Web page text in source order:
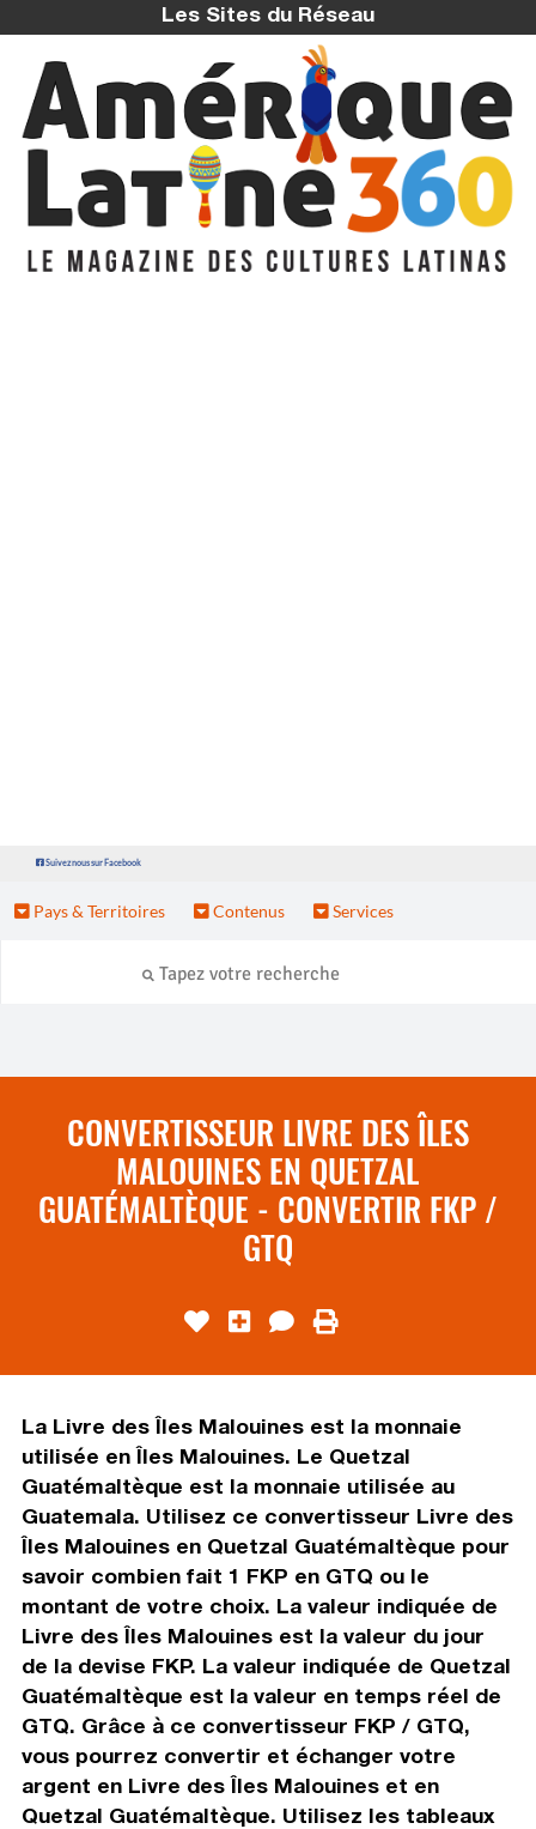
Les Sites du Réseau
Suivez nous sur Facebook
Pays & Territoires Contenus Services
CONVERTISSEUR LIVRE DES ÎLES
MALOUINES EN QUETZAL
GUATÉMALTÈQUE - CONVERTIR FKP /
GTQ
La Livre des Îles Malouines est la monnaie
utilisée en Îles Malouines. Le Quetzal
Guatémaltèque est la monnaie utilisée au
Guatemala. Utilisez ce convertisseur Livre des
Îles Malouines en Quetzal Guatémaltèque pour
savoir combien fait 1 FKP en GTQ ou le
montant de votre choix. La valeur indiquée de
Livre des Îles Malouines est la valeur du jour
de la devise FKP. La valeur indiquée de Quetzal
Guatémaltèque est la valeur en temps réel de
GTQ. Grâce à ce convertisseur FKP / GTQ,
vous pourrez convertir et échanger votre
argent en Livre des Îles Malouines et en
Quetzal Guatémaltèque. Utilisez les tableaux